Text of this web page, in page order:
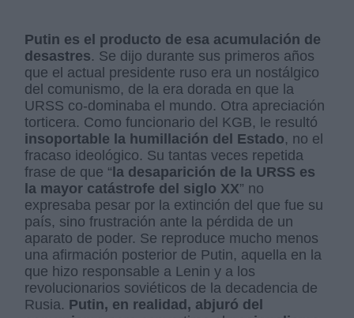
Putin es el producto de esa acumulación de
desastres. Se dijo durante sus primeros años
que el actual presidente ruso era un nostálgico
del comunismo, de la era dorada en que la
URSS co-dominaba el mundo. Otra apreciación
torticera. Como funcionario del KGB, le resultó
insoportable la humillación del Estado, no el
fracaso ideológico. Su tantas veces repetida
frase de que “ la desaparición de la URSS es
la mayor catástrofe del siglo XX” no
expresaba pesar por la extinción del que fue su
país, sino frustración ante la pérdida de un
aparato de poder. Se reproduce mucho menos
una afirmación posterior de Putin, aquella en la
que hizo responsable a Lenin y a los
revolucionarios soviéticos de la decadencia de
Rusia. Putin, en realidad, abjuró del